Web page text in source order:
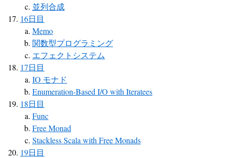
並列合成
16日目
Memo
関数型プログラミング
エフェクトシステム
17日目
IO モナド
Enumeration-Based I/O with Iteratees
18日目
Func
Free Monad
Stackless Scala with Free Monads
19日目